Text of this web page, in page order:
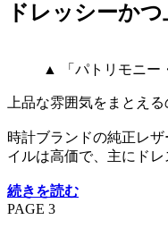
ドレッシーか
▲ 「パトリモニー
上品な雰囲気をまとえ
時計ブランドの純正レ
イルは高価で、主にド
続きを読む
PAGE 3